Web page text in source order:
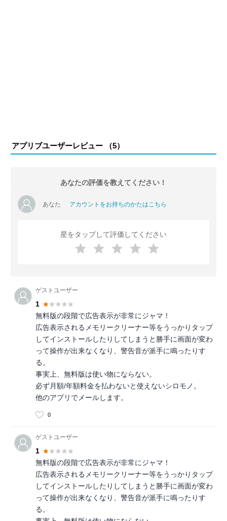
アプリブユーザーレビュー （5）
あなたの評価を教えてください！
あなた アカウントをお持ちのかたはこちら
星をタップして評価してください
ゲストユーザー
1
無料版の段階で広告表示が非常にジャマ！
広告表示されるメモリークリーナー等をうっかりタップ
してインストールしたりしてしまうと勝手に画面が変わ
って操作が出来なくなり、警告音が派手に鳴ったりす
る。
事実上、無料版は使い物にならない。
必ず月額/年額料金を払わないと使えないシロモノ。
他のアプリでメールします。
0
ゲストユーザー
1
無料版の段階で広告表示が非常にジャマ！
広告表示されるメモリークリーナー等をうっかりタップ
してインストールしたりしてしまうと勝手に画面が変わ
って操作が出来なくなり、警告音が派手に鳴ったりす
る。